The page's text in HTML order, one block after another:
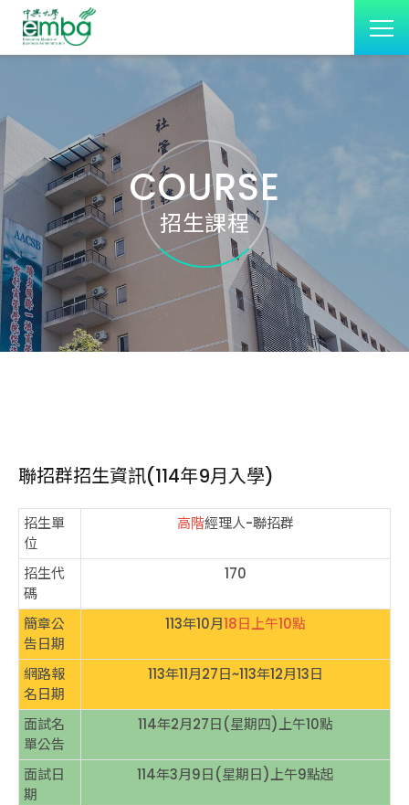
COURSE
招生課程
聯招群招生資訊(114年9月入學)
招生單
位
高階經理人-聯招群
招生代
碼
170
簡章公
告日期
113年10月18日上午10點
網路報
名日期
113年11月27日~113年12月13日
面試名
單公告
114年2月27日(星期四)上午10點
面試日
期
114年3月9日(星期日)上午9點起